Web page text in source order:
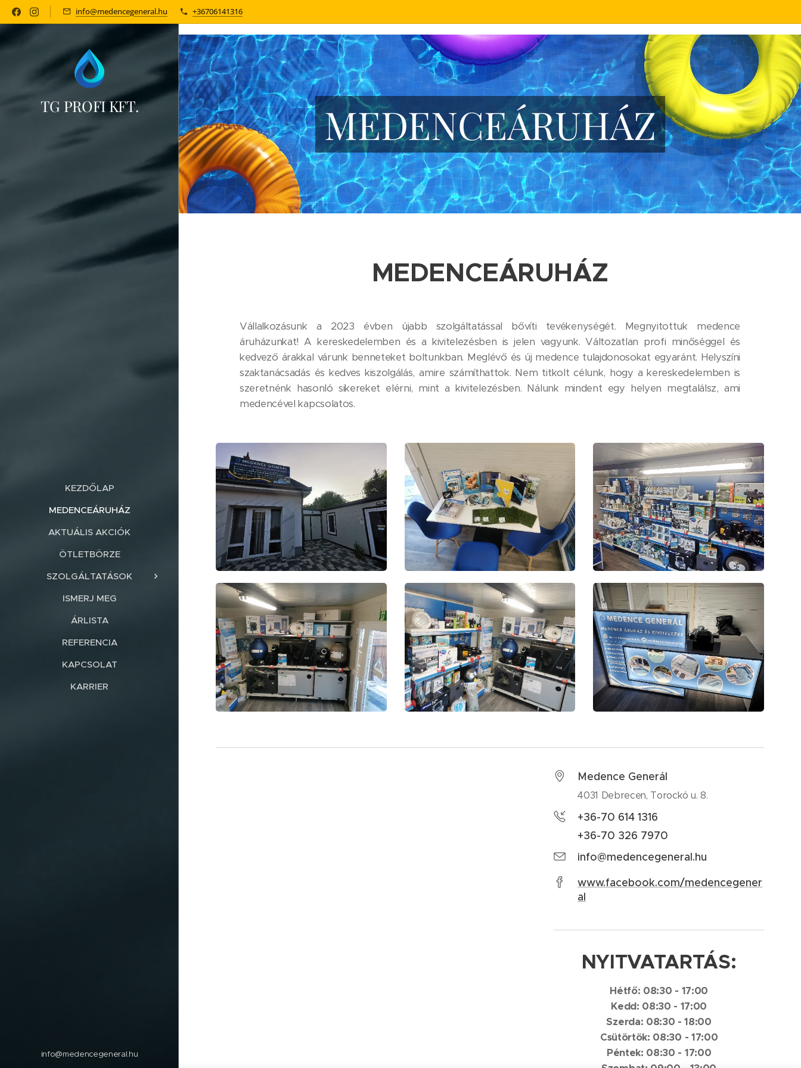
medence építés, medence, kerti medence, medence tisztitás, medence kiegészítők, karbantartás, beltéri medence, kültéri medence, kerti medence, medence fedés, medence gépészet
info@medencegeneral.hu +36706141316
TG PROFI KFT.
KEZDŐLAP
MEDENCEÁRUHÁZ
AKTUÁLIS AKCIÓK
ÖTLETBÖRZE
SZOLGÁLTATÁSOK
ISMERJ MEG
ÁRLISTA
REFERENCIA
KAPCSOLAT
KARRIER
MEDENCEÁRUHÁZ
MEDENCEÁRUHÁZ
Vállalkozásunk a 2023 évben újabb szolgáltatással bővíti tevékenységét. Megnyitottuk medence
áruházunkat! A kereskedelemben és a kivitelezésben is jelen vagyunk. Változatlan profi minőséggel és
kedvező árakkal várunk benneteket boltunkban. Meglévő és új medence tulajdonosokat egyaránt. Helyszíni
szaktanácsadás és kedves kiszolgálás, amire számíthattok. Nem titkolt célunk, hogy a kereskedelemben is
szeretnénk hasonló sikereket elérni, mint a kivitelezésben. Nálunk mindent egy helyen megtalálsz, ami
medencével kapcsolatos.
Medence Generál
4031 Debrecen, Torockó u. 8.
+36-70 614 1316
+36-70 326 7970
info@medencegeneral.hu
www.facebook.com/medencegener
al
NYITVATARTÁS:
Hétfő: 08:30 - 17:00
Kedd: 08:30 - 17:00
Szerda: 08:30 - 18:00
Csütörtök: 08:30 - 17:00
Péntek: 08:30 - 17:00
info@medencegeneral.hu